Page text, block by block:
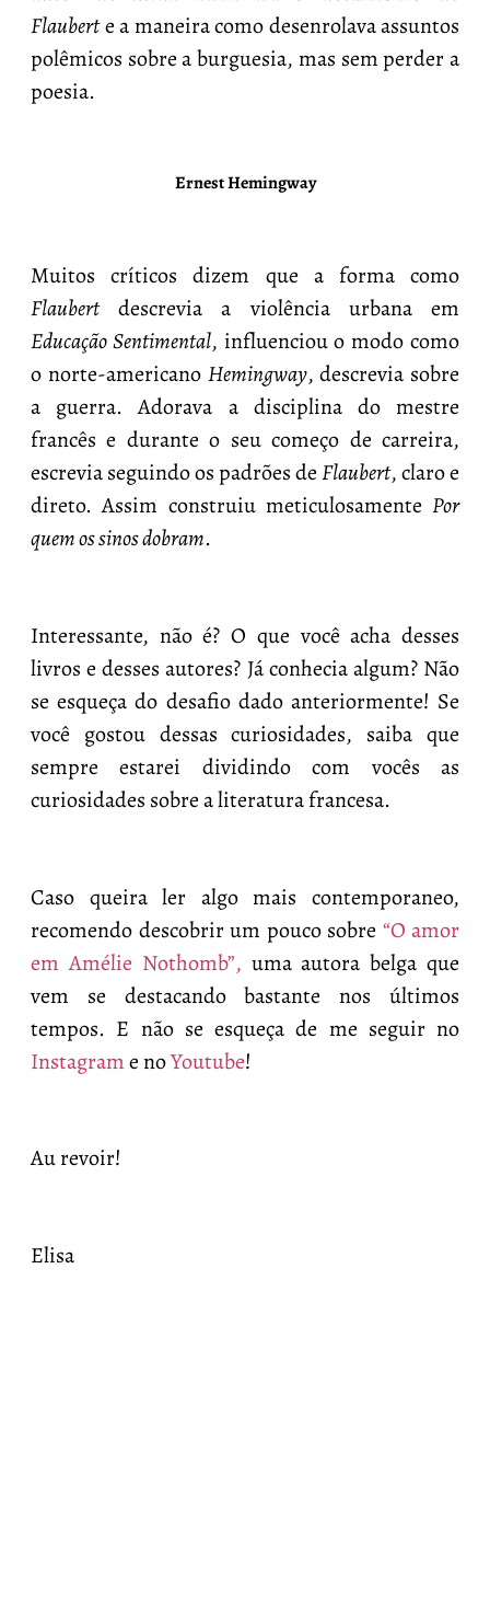
Flauberte a maneira como desenrolava assuntos
polêmicos sobre a burguesia, mas sem perder a
poesia.
Ernest Hemingway
Muitos críticos dizem que a forma como
Flaubertdescrevia a violência urbana em
Educação Sentimental, influenciou o modo como
o norte-americano Hemingway, descrevia sobre
a guerra. Adorava a disciplina do mestre
francês e durante o seu começo de carreira,
escrevia seguindo os padrões deFlaubert, claro e
direto. Assim construiu meticulosamente Por
quem os sinos dobram.
Interessante, não é? O que você acha desses
livros e desses autores? Já conhecia algum? Não
se esqueça do desafio dado anteriormente! Se
você gostou dessas curiosidades, saiba que
sempre estarei dividindo com vocês as
curiosidades sobre a literatura francesa.
Caso queira ler algo mais contemporaneo,
recomendo descobrir um pouco sobre “O amor
em Amélie Nothomb”, uma autora belga que
vem se destacando bastante nos últimos
tempos. E não se esqueça de me seguir no
Instagrame noYoutube!
Au revoir!
Elisa